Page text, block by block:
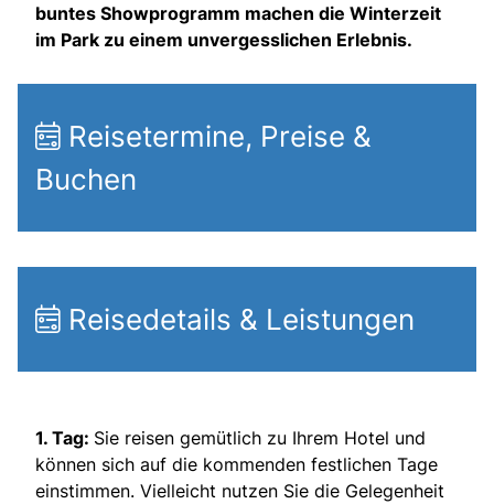
buntes Showprogramm machen die Winterzeit
im Park zu einem unvergesslichen Erlebnis.
Reisetermine, Preise &
Buchen
Reisedetails & Leistungen
1. Tag: Sie reisen gemütlich zu Ihrem Hotel und
können sich auf die kommenden festlichen Tage
einstimmen. Vielleicht nutzen Sie die Gelegenheit